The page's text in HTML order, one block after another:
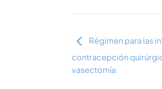
Régimen para las
contracepción
vasectomía